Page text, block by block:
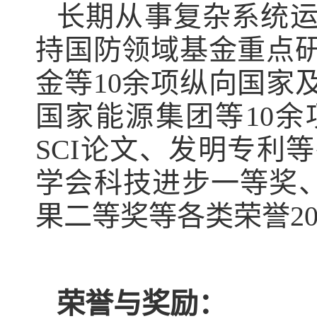
长期从事复杂系统
持国防领域基金重点
金等10余项纵向国家
国家能源集团等10余
SCI论文、发明专利
学会科技进步一等奖
果二等奖等各类荣誉
荣誉与奖励：